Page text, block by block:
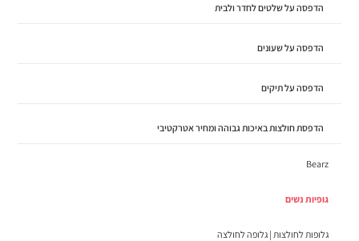
הדפסה על שלטים לחדר ולבית
הדפסה על שעונים
הדפסה על תיקים
הדפסת חולצות באיכות גבוהה ומחיר אטרקטיבי
Bearz
גופיות נשים
גלופות לחולצות | גלופה לחולצה